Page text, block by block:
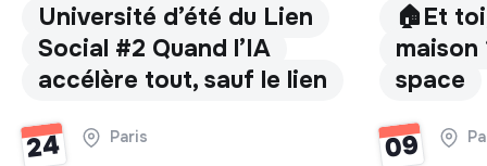
Université d’été du Lien
Social #2 Quand l’IA
accélère tout, sauf le lien
24 Paris
🏠Et
maison
space
09